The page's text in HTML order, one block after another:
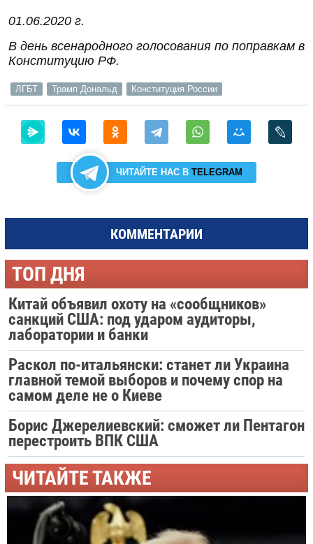
01.06.2020 г.
В день всенародного голосования по поправкам в
Конституцию РФ.
ЛГБТ Трамп Дональд Конституция России
ЧИТАЙТЕ НАС В TELEGRAM
КОММЕНТАРИИ
ТОП ДНЯ
Китай объявил охоту на «сообщников»
санкций США: под ударом аудиторы,
лаборатории и банки
Раскол по-итальянски: станет ли Украина
главной темой выборов и почему спор на
самом деле не о Киеве
Борис Джерелиевский: сможет ли Пентагон
перестроить ВПК США
ЧИТАЙТЕ ТАКЖЕ